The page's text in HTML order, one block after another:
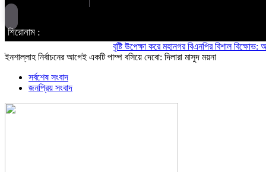
শিরোনাম :
বৃষ্টি উপেক্ষা করে মহানগর বিএনপির বিশাল বিক্ষোভ:
ইনশাল্লাহ নির্বাচনের আগেই একটি পাম্প বসিয়ে দেবো: দিলারা মাসুদ ময়না
সর্বশেষ সংবাদ
জনপ্রিয় সংবাদ